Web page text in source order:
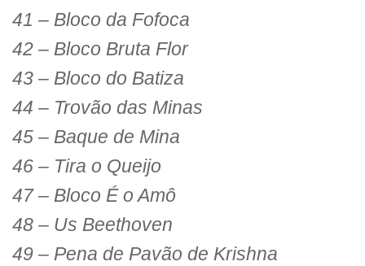
41 – Bloco da Fofoca
42 – Bloco Bruta Flor
43 – Bloco do Batiza
44 – Trovão das Minas
45 – Baque de Mina
46 – Tira o Queijo
47 – Bloco É o Amô
48 – Us Beethoven
49 – Pena de Pavão de Krishna